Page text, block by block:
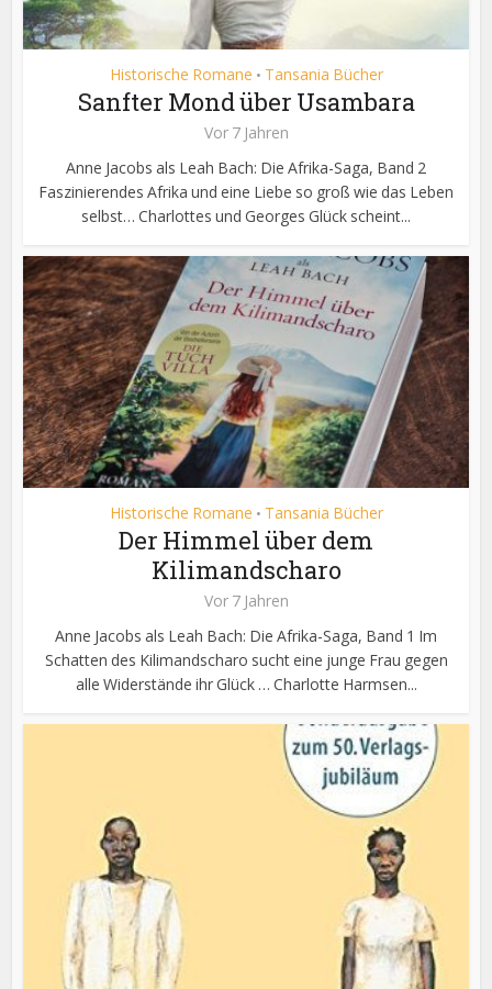
Historische Romane • Tansania Bücher
Sanfter Mond über Usambara
Vor 7 Jahren
Anne Jacobs als Leah Bach: Die Afrika-Saga, Band 2
Faszinierendes Afrika und eine Liebe so groß wie das Leben
selbst… Charlottes und Georges Glück scheint...
Historische Romane • Tansania Bücher
Der Himmel über dem
Kilimandscharo
Vor 7 Jahren
Anne Jacobs als Leah Bach: Die Afrika-Saga, Band 1 Im
Schatten des Kilimandscharo sucht eine junge Frau gegen
alle Widerstände ihr Glück … Charlotte Harmsen...